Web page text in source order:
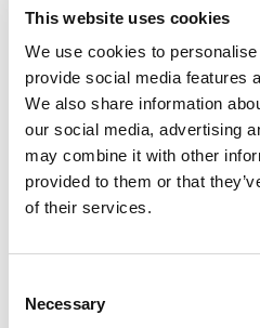
This website uses cookies
We use cookies to
provide social media features
We also share information
our social media, advertising
may combine it with other
provided to them or that
of their services.
Selection
Necessary